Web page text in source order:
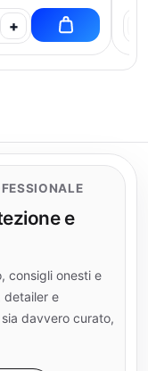
+
e
consigli onesti e
e
davvero curato,